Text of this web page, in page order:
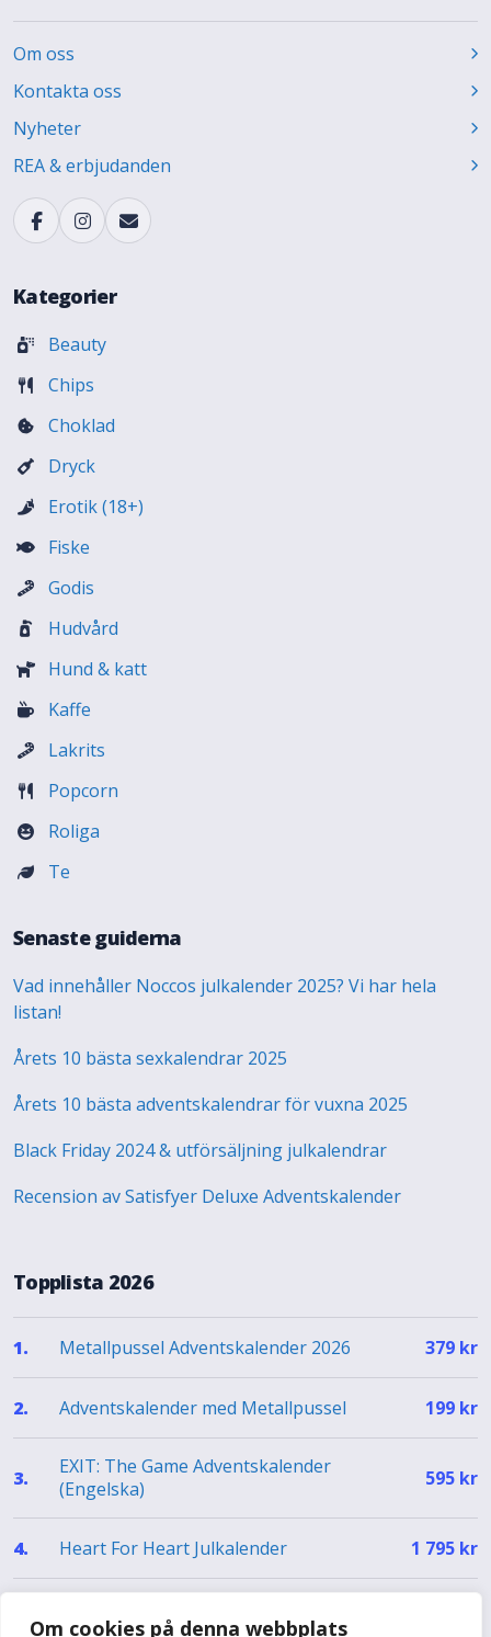
Om cookies på denna webbplats
Om oss
Kontakta oss
Nyheter
REA & erbjudanden
Kategorier
Beauty
Chips
Choklad
Dryck
Erotik (18+)
Fiske
Godis
Hudvård
Hund & katt
Kaffe
Lakrits
Popcorn
Roliga
Te
Senaste guiderna
Vad innehåller Noccos julkalender 2025? Vi har hela
listan!
Årets 10 bästa sexkalendrar 2025
Årets 10 bästa adventskalendrar för vuxna 2025
Black Friday 2024 & utförsäljning julkalendrar
Recension av Satisfyer Deluxe Adventskalender
Topplista 2026
1. Metallpussel Adventskalender 2026 379 kr
2. Adventskalender med Metallpussel 199 kr
3.
EXIT: The Game Adventskalender
(Engelska)
595 kr
4. Heart For Heart Julkalender 1 795 kr